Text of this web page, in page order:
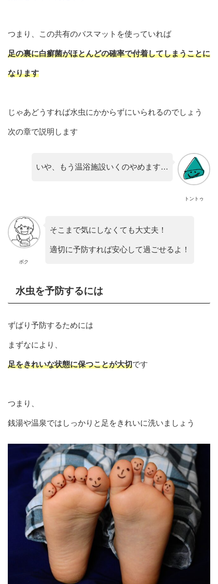
つまり、この共有のバスマットを使っていれば
足の裏に白癬菌がほとんどの確率で付着してしまうことに
なります
じゃあどうすれば水虫にかからずにいられるのでしょう
次の章で説明します
トントゥ
いや、もう温浴施設いくのやめます…
ボク
そこまで気にしなくても大丈夫！
適切に予防すれば安心して過ごせるよ！
水虫を予防するには
ずばり予防するためには
まずなにより、
足をきれいな状態に保つことが大切です
つまり、
銭湯や温泉ではしっかりと足をきれいに洗いましょう